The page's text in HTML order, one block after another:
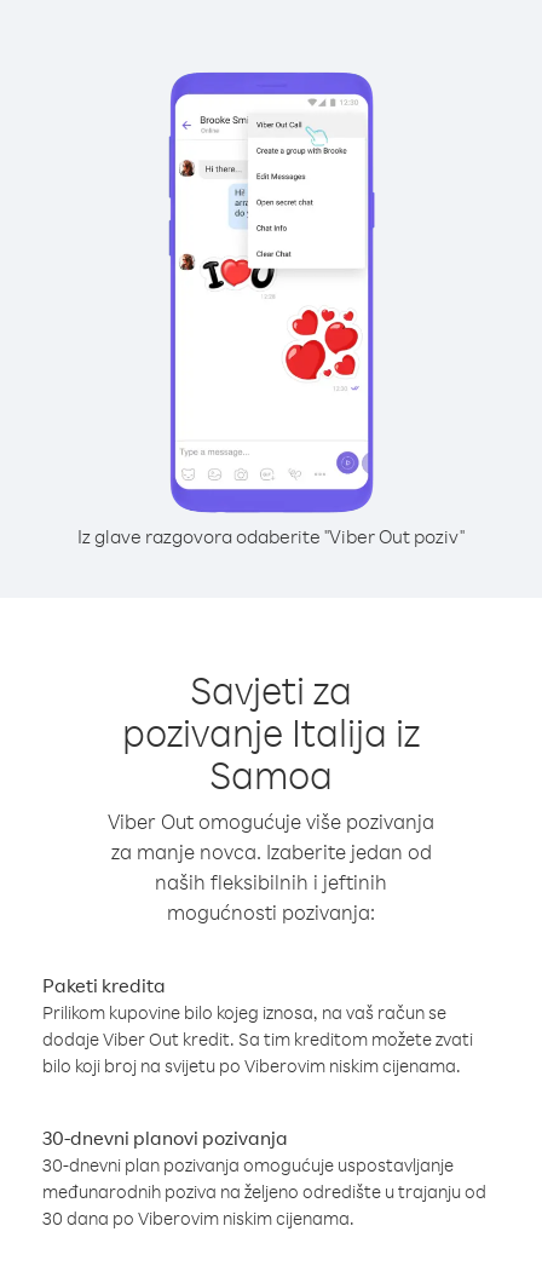
Iz glave razgovora odaberite "Viber Out poziv"
Savjeti za
pozivanje Italija iz
Samoa
Viber Out omogućuje više pozivanja
za manje novca. Izaberite jedan od
naših fleksibilnih i jeftinih
mogućnosti pozivanja:
Paketi kredita
Prilikom kupovine bilo kojeg iznosa, na vaš račun se
dodaje Viber Out kredit. Sa tim kreditom možete zvati
bilo koji broj na svijetu po Viberovim niskim cijenama.
30-dnevni planovi pozivanja
30-dnevni plan pozivanja omogućuje uspostavljanje
međunarodnih poziva na željeno odredište u trajanju od
30 dana po Viberovim niskim cijenama.